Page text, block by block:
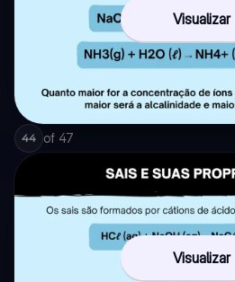
Visualizar
44 of 47
Visualizar